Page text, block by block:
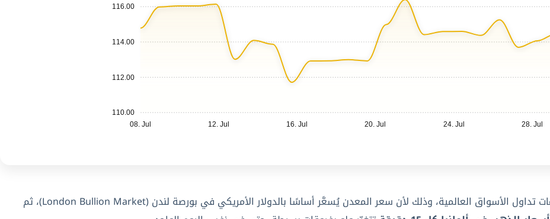
116.00
114.00
112.00
110.00
08. Jul
12. Jul 16. Jul 20. Jul 24. Jul 28. Jul
بشكل شبه مستمر خلال ساعات تداول الأسواق العالمية، وذلك لأن سعر المعدن يُسعَّر أساسًا بالدولار الأمريكي في بورصة لندن (London Bullion Market)، ثم